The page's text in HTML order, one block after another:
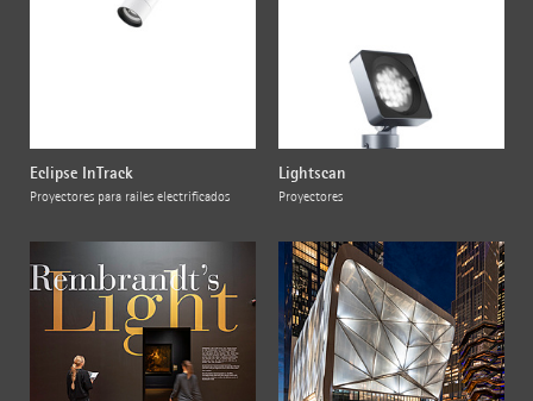
Eclipse InTrack
Proyectores para raíles electrificados
Lightscan
Proyectores